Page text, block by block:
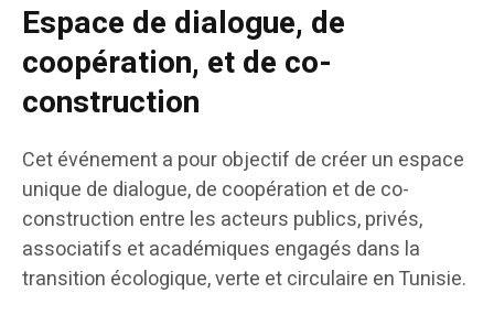
Espace de dialogue, de
coopération, et de co-
construction
Cet événement a pour objectif de créer un espace
unique de dialogue, de coopération et de co-
construction entre les acteurs publics, privés,
associatifs et académiques engagés dans la
transition écologique, verte et circulaire en Tunisie.